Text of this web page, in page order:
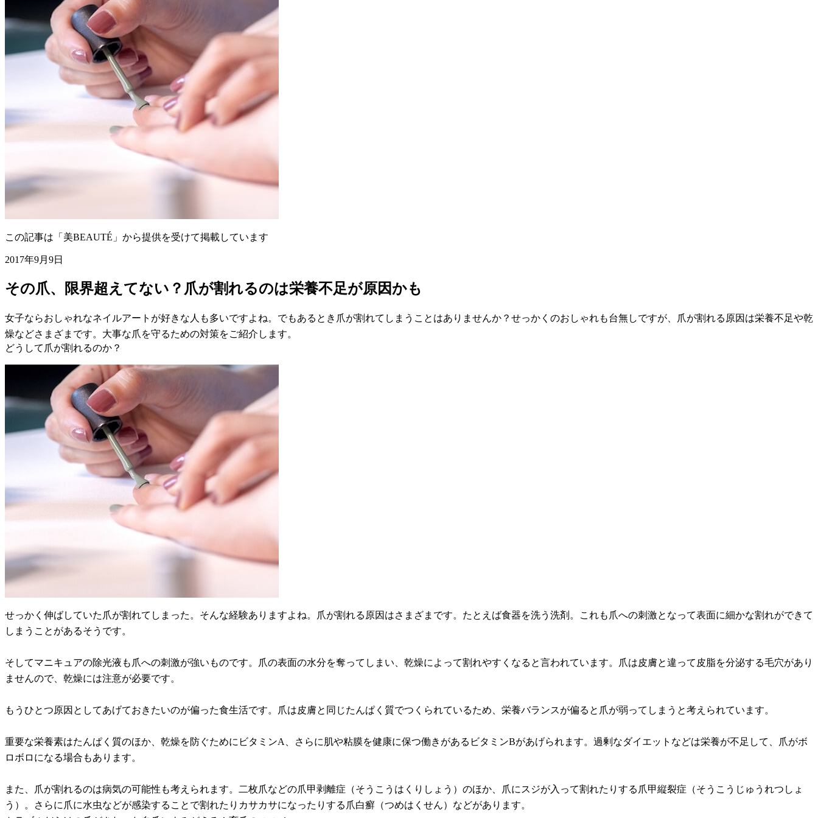
この記事は「美BEAUTÉ」から提供を受けて掲載しています
2017年9月9日
その爪、限界超えてない？爪が割れるのは栄養不足が原因かも
女子ならおしゃれなネイルアートが好きな人も多いですよね。でもあるとき爪が割れてしまうことはありませんか？せっかくのおしゃれも台無しですが、爪が割れる原因は栄養不足や乾
燥などさまざまです。大事な爪を守るための対策をご紹介します。
どうして爪が割れるのか？
せっかく伸ばしていた爪が割れてしまった。そんな経験ありますよね。爪が割れる原因はさまざまです。たとえば食器を洗う洗剤。これも爪への刺激となって表面に細かな割れができて
しまうことがあるそうです。
そしてマニキュアの除光液も爪への刺激が強いものです。爪の表面の水分を奪ってしまい、乾燥によって割れやすくなると言われています。爪は皮膚と違って皮脂を分泌する毛穴があり
ませんので、乾燥には注意が必要です。
もうひとつ原因としてあげておきたいのが偏った食生活です。爪は皮膚と同じたんぱく質でつくられているため、栄養バランスが偏ると爪が弱ってしまうと考えられています。
重要な栄養素はたんぱく質のほか、乾燥を防ぐためにビタミンA、さらに肌や粘膜を健康に保つ働きがあるビタミンBがあげられます。過剰なダイエットなどは栄養が不足して、爪がボ
ロボロになる場合もあります。
また、爪が割れるのは病気の可能性も考えられます。二枚爪などの爪甲剥離症（そうこうはくりしょう）のほか、爪にスジが入って割れたりする爪甲縦裂症（そうこうじゅうれつしょ
う）。さらに爪に水虫などが感染することで割れたりカサカサになったりする爪白癬（つめはくせん）などがあります。